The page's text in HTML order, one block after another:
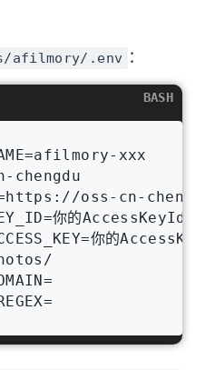
afilmory/.env ：
xxx
chengdu
oss-cn-
你的AccessKeyId
你的
BASH